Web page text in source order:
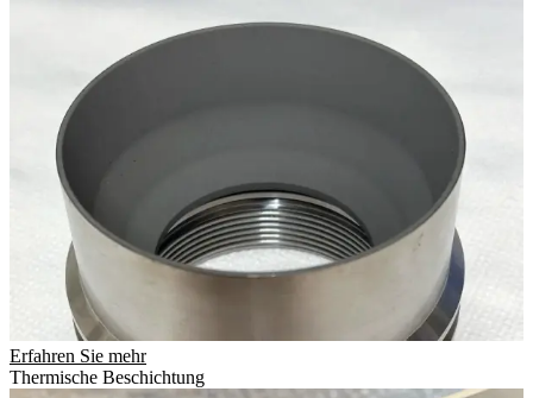
Erfahren Sie mehr
Thermische Beschichtung